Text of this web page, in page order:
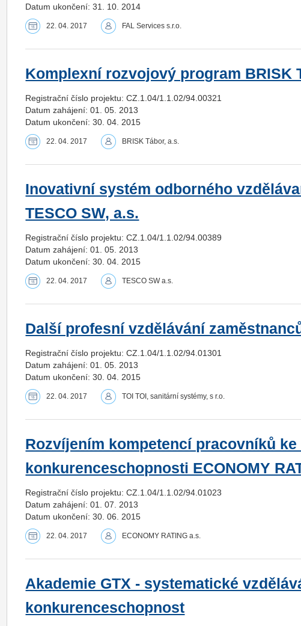
Datum ukončení: 31. 10. 2014
22. 04. 2017 FAL Services s.r.o.
Komplexní rozvojový program BRISK
Registrační číslo projektu: CZ.1.04/1.1.02/94.00321
Datum zahájení: 01. 05. 2013
Datum ukončení: 30. 04. 2015
22. 04. 2017 BRISK Tábor, a.s.
Inovativní systém odborného
TESCO SW, a.s.
Registrační číslo projektu: CZ.1.04/1.1.02/94.00389
Datum zahájení: 01. 05. 2013
Datum ukončení: 30. 04. 2015
22. 04. 2017 TESCO SW a.s.
Další profesní vzdělávání
Registrační číslo projektu: CZ.1.04/1.1.02/94.01301
Datum zahájení: 01. 05. 2013
Datum ukončení: 30. 04. 2015
22. 04. 2017 TOI TOI, sanitární systémy, s r.o.
Rozvíjením kompetencí pracovníků
konkurenceschopnosti ECONOMY
Registrační číslo projektu: CZ.1.04/1.1.02/94.01023
Datum zahájení: 01. 07. 2013
Datum ukončení: 30. 06. 2015
22. 04. 2017 ECONOMY RATING a.s.
Akademie GTX - systematické
konkurenceschopnost